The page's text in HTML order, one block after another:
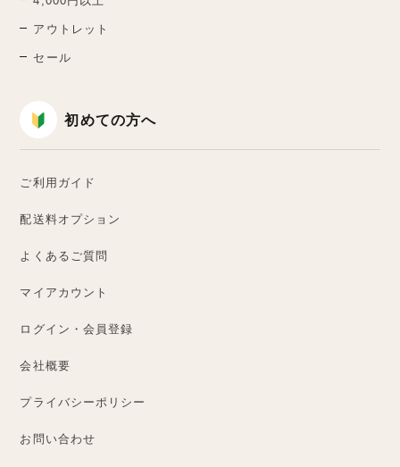
アウトレット
セール
初めての方へ
ご利用ガイド
配送料オプション
よくあるご質問
マイアカウント
ログイン・会員登録
会社概要
プライバシーポリシー
お問い合わせ